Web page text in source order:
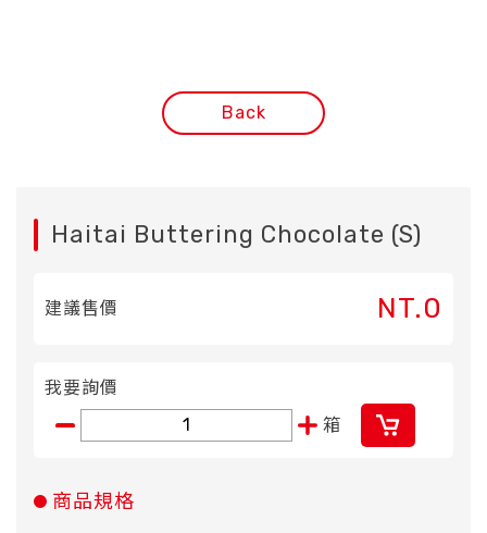
Back
Haitai Buttering Chocolate (S)
建議售價 NT.0
我要詢價
箱
商品規格